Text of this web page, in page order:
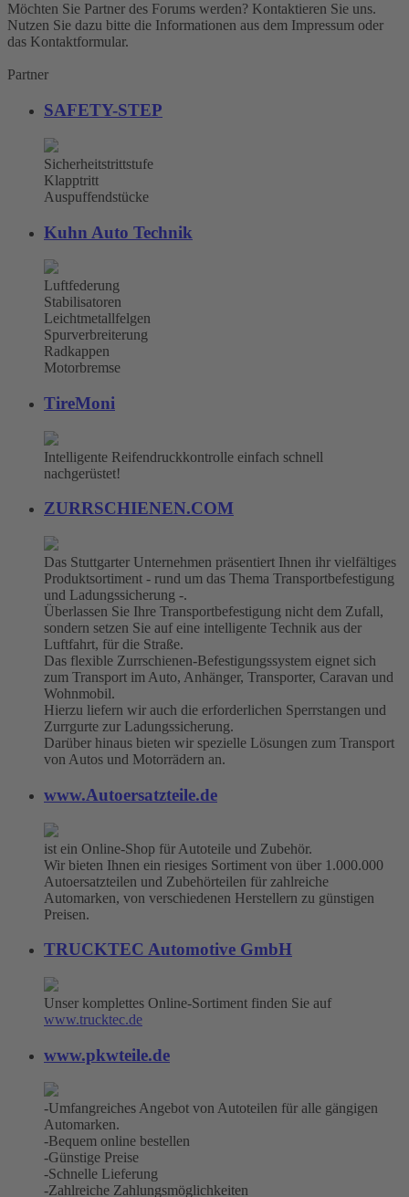
Möchten Sie Partner des Forums werden? Kontaktieren Sie uns.
Nutzen Sie dazu bitte die Informationen aus dem Impressum oder
das Kontaktformular.
Partner
SAFETY-STEP
Sicherheitstrittstufe
Klapptritt
Auspuffendstücke
Kuhn Auto Technik
Luftfederung
Stabilisatoren
Leichtmetallfelgen
Spurverbreiterung
Radkappen
Motorbremse
TireMoni
Intelligente Reifendruckkontrolle einfach schnell
nachgerüstet!
ZURRSCHIENEN.COM
Das Stuttgarter Unternehmen präsentiert Ihnen ihr vielfältiges
Produktsortiment - rund um das Thema Transportbefestigung
und Ladungssicherung -.
Überlassen Sie Ihre Transportbefestigung nicht dem Zufall,
sondern setzen Sie auf eine intelligente Technik aus der
Luftfahrt, für die Straße.
Das flexible Zurrschienen-Befestigungssystem eignet sich
zum Transport im Auto, Anhänger, Transporter, Caravan und
Wohnmobil.
Hierzu liefern wir auch die erforderlichen Sperrstangen und
Zurrgurte zur Ladungssicherung.
Darüber hinaus bieten wir spezielle Lösungen zum Transport
von Autos und Motorrädern an.
www.Autoersatzteile.de
ist ein Online-Shop für Autoteile und Zubehör.
Wir bieten Ihnen ein riesiges Sortiment von über 1.000.000
Autoersatzteilen und Zubehörteilen für zahlreiche
Automarken, von verschiedenen Herstellern zu günstigen
Preisen.
TRUCKTEC Automotive GmbH
Unser komplettes Online-Sortiment finden Sie auf
www.trucktec.de
www.pkwteile.de
-Umfangreiches Angebot von Autoteilen für alle gängigen
Automarken.
-Bequem online bestellen
-Günstige Preise
-Schnelle Lieferung
-Zahlreiche Zahlungsmöglichkeiten